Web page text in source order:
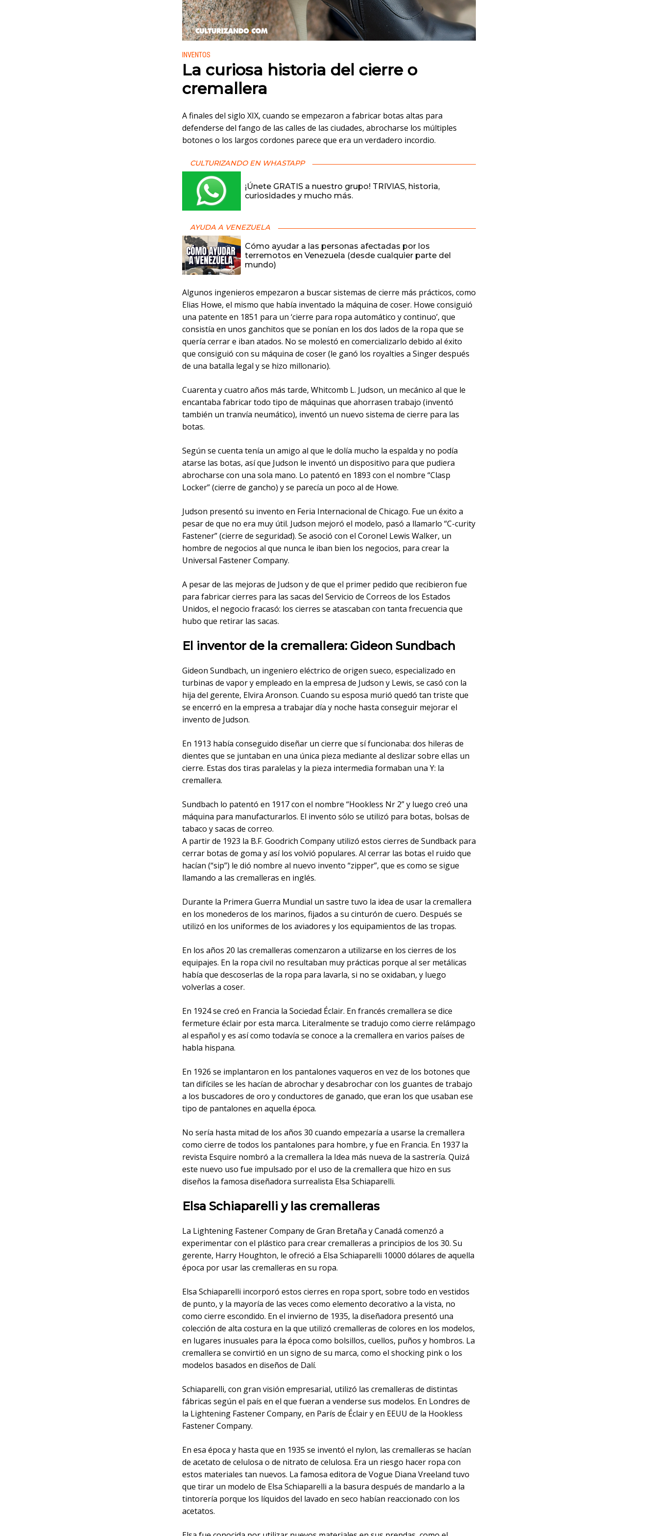
Publicado en:
INVENTOS
La curiosa historia del cierre o
cremallera
A finales del siglo XIX, cuando se empezaron a fabricar botas altas para
defenderse del fango de las calles de las ciudades, abrocharse los múltiples
botones o los largos cordones parece que era un verdadero incordio.
CULTURIZANDO EN WHASTAPP
¡Únete GRATIS a nuestro grupo! TRIVIAS, historia,
curiosidades y mucho más.
AYUDA A VENEZUELA
Cómo ayudar a las personas afectadas por los
terremotos en Venezuela (desde cualquier parte del
mundo)
Algunos ingenieros empezaron a buscar sistemas de cierre más prácticos, como
Elias Howe, el mismo que había inventado la máquina de coser. Howe consiguió
una patente en 1851 para un ‘cierre para ropa automático y continuo’, que
consistía en unos ganchitos que se ponían en los dos lados de la ropa que se
quería cerrar e iban atados. No se molestó en comercializarlo debido al éxito
que consiguió con su máquina de coser (le ganó los royalties a Singer después
de una batalla legal y se hizo millonario).
Cuarenta y cuatro años más tarde, Whitcomb L. Judson, un mecánico al que le
encantaba fabricar todo tipo de máquinas que ahorrasen trabajo (inventó
también un tranvía neumático), inventó un nuevo sistema de cierre para las
botas.
Según se cuenta tenía un amigo al que le dolía mucho la espalda y no podía
atarse las botas, así que Judson le inventó un dispositivo para que pudiera
abrocharse con una sola mano. Lo patentó en 1893 con el nombre “Clasp
Locker” (cierre de gancho) y se parecía un poco al de Howe.
Judson presentó su invento en Feria Internacional de Chicago. Fue un éxito a
pesar de que no era muy útil. Judson mejoró el modelo, pasó a llamarlo “C-curity
Fastener” (cierre de seguridad). Se asoció con el Coronel Lewis Walker, un
hombre de negocios al que nunca le iban bien los negocios, para crear la
Universal Fastener Company.
A pesar de las mejoras de Judson y de que el primer pedido que recibieron fue
para fabricar cierres para las sacas del Servicio de Correos de los Estados
Unidos, el negocio fracasó: los cierres se atascaban con tanta frecuencia que
hubo que retirar las sacas.
El inventor de la cremallera: Gideon Sundbach
Gideon Sundbach, un ingeniero eléctrico de origen sueco, especializado en
turbinas de vapor y empleado en la empresa de Judson y Lewis, se casó con la
hija del gerente, Elvira Aronson. Cuando su esposa murió quedó tan triste que
se encerró en la empresa a trabajar día y noche hasta conseguir mejorar el
invento de Judson.
En 1913 había conseguido diseñar un cierre que sí funcionaba: dos hileras de
dientes que se juntaban en una única pieza mediante al deslizar sobre ellas un
cierre. Estas dos tiras paralelas y la pieza intermedia formaban una Y: la
cremallera.
Sundbach lo patentó en 1917 con el nombre “Hookless Nr 2” y luego creó una
máquina para manufacturarlos. El invento sólo se utilizó para botas, bolsas de
tabaco y sacas de correo.
A partir de 1923 la B.F. Goodrich Company utilizó estos cierres de Sundback para
cerrar botas de goma y así los volvió populares. Al cerrar las botas el ruido que
hacían (“sip”) le dió nombre al nuevo invento “zipper”, que es como se sigue
llamando a las cremalleras en inglés.
Durante la Primera Guerra Mundial un sastre tuvo la idea de usar la cremallera
en los monederos de los marinos, fijados a su cinturón de cuero. Después se
utilizó en los uniformes de los aviadores y los equipamientos de las tropas.
En los años 20 las cremalleras comenzaron a utilizarse en los cierres de los
equipajes. En la ropa civil no resultaban muy prácticas porque al ser metálicas
había que descoserlas de la ropa para lavarla, si no se oxidaban, y luego
volverlas a coser.
En 1924 se creó en Francia la Sociedad Éclair. En francés cremallera se dice
fermeture éclair por esta marca. Literalmente se tradujo como cierre relámpago
al español y es así como todavía se conoce a la cremallera en varios países de
habla hispana.
En 1926 se implantaron en los pantalones vaqueros en vez de los botones que
tan difíciles se les hacían de abrochar y desabrochar con los guantes de trabajo
a los buscadores de oro y conductores de ganado, que eran los que usaban ese
tipo de pantalones en aquella época.
No sería hasta mitad de los años 30 cuando empezaría a usarse la cremallera
como cierre de todos los pantalones para hombre, y fue en Francia. En 1937 la
revista Esquire nombró a la cremallera la Idea más nueva de la sastrería. Quizá
este nuevo uso fue impulsado por el uso de la cremallera que hizo en sus
diseños la famosa diseñadora surrealista Elsa Schiaparelli.
Elsa Schiaparelli y las cremalleras
La Lightening Fastener Company de Gran Bretaña y Canadá comenzó a
experimentar con el plástico para crear cremalleras a principios de los 30. Su
gerente, Harry Houghton, le ofreció a Elsa Schiaparelli 10000 dólares de aquella
época por usar las cremalleras en su ropa.
Elsa Schiaparelli incorporó estos cierres en ropa sport, sobre todo en vestidos
de punto, y la mayoría de las veces como elemento decorativo a la vista, no
como cierre escondido. En el invierno de 1935, la diseñadora presentó una
colección de alta costura en la que utilizó cremalleras de colores en los modelos,
en lugares inusuales para la época como bolsillos, cuellos, puños y hombros. La
cremallera se convirtió en un signo de su marca, como el shocking pink o los
modelos basados en diseños de Dalí.
Schiaparelli, con gran visión empresarial, utilizó las cremalleras de distintas
fábricas según el país en el que fueran a venderse sus modelos. En Londres de
la Lightening Fastener Company, en París de Éclair y en EEUU de la Hookless
Fastener Company.
En esa época y hasta que en 1935 se inventó el nylon, las cremalleras se hacían
de acetato de celulosa o de nitrato de celulosa. Era un riesgo hacer ropa con
estos materiales tan nuevos. La famosa editora de Vogue Diana Vreeland tuvo
que tirar un modelo de Elsa Schiaparelli a la basura después de mandarlo a la
tintorería porque los líquidos del lavado en seco habían reaccionado con los
acetatos.